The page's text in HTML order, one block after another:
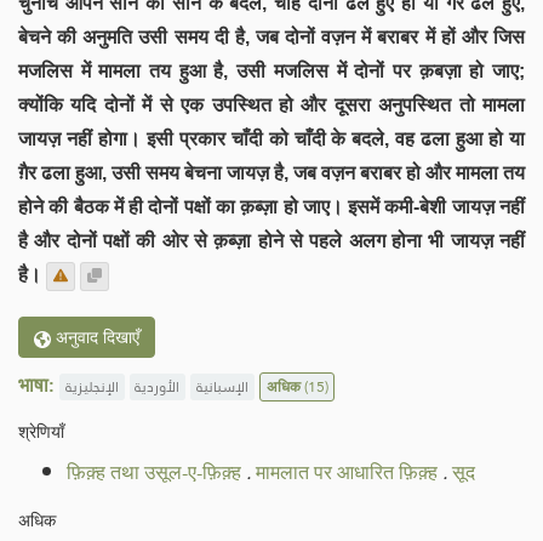
बेचने की अनुमति उसी समय दी है, जब दोनों वज़न में बराबर में हों और जिस
मजलिस में मामला तय हुआ है, उसी मजलिस में दोनों पर क़बज़ा हो जाए;
क्योंकि यदि दोनों में से एक उपस्थित हो और दूसरा अनुपस्थित तो मामला
जायज़ नहीं होगा। इसी प्रकार चाँदी को चाँदी के बदले, वह ढला हुआ हो या
ग़ैर ढला हुआ, उसी समय बेचना जायज़ है, जब वज़न बराबर हो और मामला तय
होने की बैठक में ही दोनों पक्षों का क़ब्ज़ा हो जाए। इसमें कमी-बेशी जायज़ नहीं
है और दोनों पक्षों की ओर से क़ब्ज़ा होने से पहले अलग होना भी जायज़ नहीं
है।
अनुवाद दिखाएँ
भाषा: الإنجليزية الأوردية الإسبانية अधिक(15)
श्रेणियाँ
फ़िक़्ह तथा उसूल-ए-फ़िक़्ह.मामलात पर आधारित फ़िक़्ह.सूद
अधिक